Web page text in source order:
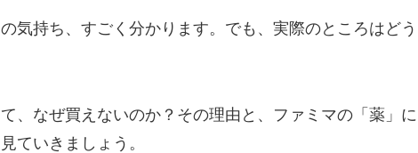
気持ち、すごく分かります。でも、実際のところはどう
、なぜ買えないのか？その理由と、ファミマの「薬」に
ていきましょう。